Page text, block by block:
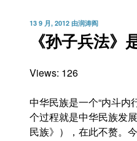
发
13 9 月, 2012 由润涛阎
《孙子兵法
Views: 126
中华民族是一个“内斗内
个过程就是中华民族发
民族》），在此不赘。